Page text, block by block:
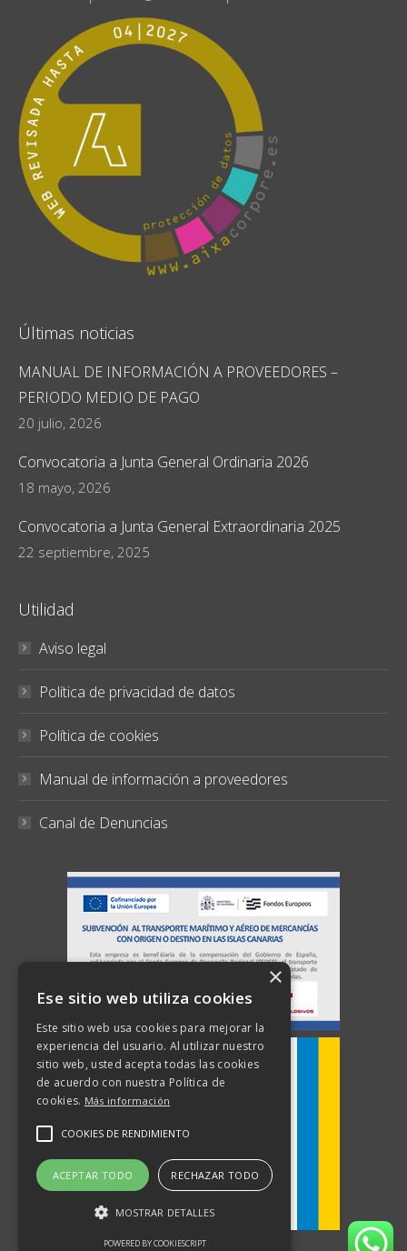
Últimas noticias
MANUAL DE INFORMACIÓN A PROVEEDORES –
PERIODO MEDIO DE PAGO
20 julio, 2026
Convocatoria a Junta General Ordinaria 2026
18 mayo, 2026
Convocatoria a Junta General Extraordinaria 2025
22 septiembre, 2025
Utilidad
Aviso legal
Política de privacidad de datos
Política de cookies
Manual de información a proveedores
Canal de Denuncias
×
Ese sitio web utiliza cookies
Este sitio web usa cookies para mejorar la
experiencia del usuario. Al utilizar nuestro
sitio web, usted acepta todas las cookies
de acuerdo con nuestra Política de
cookies. Más información
COOKIES DE RENDIMIENTO
ACEPTAR TODO RECHAZAR TODO
MOSTRAR DETALLES
POWERED BY COOKIESCRIPT